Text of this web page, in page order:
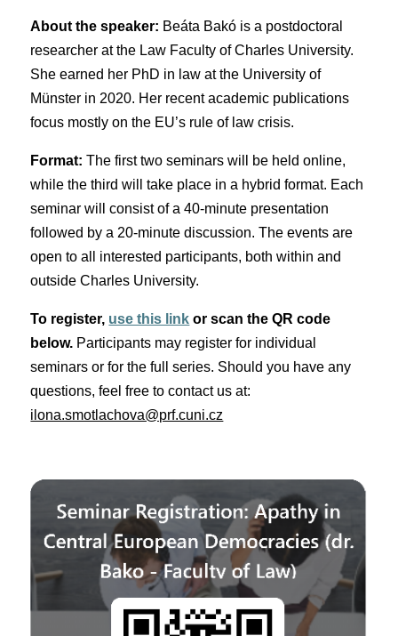
About the speaker: Beáta Bakó is a postdoctoral
researcher at the Law Faculty of Charles University.
She earned her PhD in law at the University of
Münster in 2020. Her recent academic publications
focus mostly on the EU’s rule of law crisis.
Format: The first two seminars will be held online,
while the third will take place in a hybrid format. Each
seminar will consist of a 40-minute presentation
followed by a 20-minute discussion. The events are
open to all interested participants, both within and
outside Charles University.
To register, use this link or scan the QR code
below. Participants may register for individual
seminars or for the full series. Should you have any
questions, feel free to contact us at:
ilona.smotlachova@prf.cuni.cz